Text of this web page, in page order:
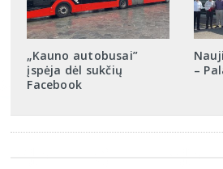
„Kauno autobusai”
įspėja dėl sukčių
Facebook
–